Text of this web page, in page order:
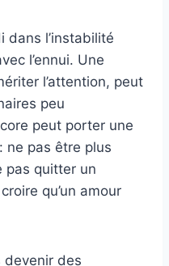
dans l’instabilité
l’ennui. Une
l’attention, peut
peu
peut porter une
ne pas être plus
pas quitter un
qu’un amour
devenir des